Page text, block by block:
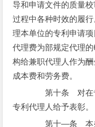
导和申请文件的质量
过程中各种时效的履
理本单位的专利申请
代理费为部规定代理
构给兼职代理人作为
成本费和劳务费。
第十条 对在专
专利代理人给予表彰。
第十—条 本办